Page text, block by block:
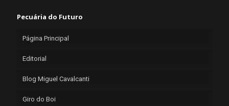
Pecuária do Futuro
Página Principal
Editorial
Blog Miguel Cavalcanti
Giro do Boi